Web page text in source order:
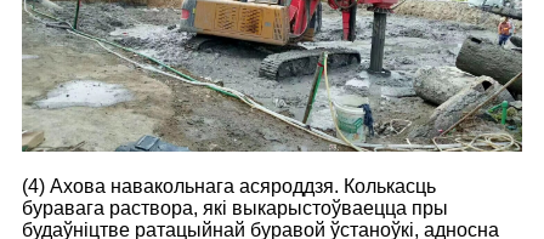
(4) Ахова навакольнага асяроддзя. Колькасць
буравага раствора, які выкарыстоўваецца пры
будаўніцтве ратацыйнай буравой ўстаноўкі, адносна